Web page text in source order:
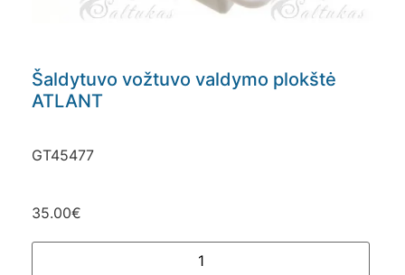
Šaldytuvo vožtuvo valdymo plokštė
ATLANT
GT45477
35.00€